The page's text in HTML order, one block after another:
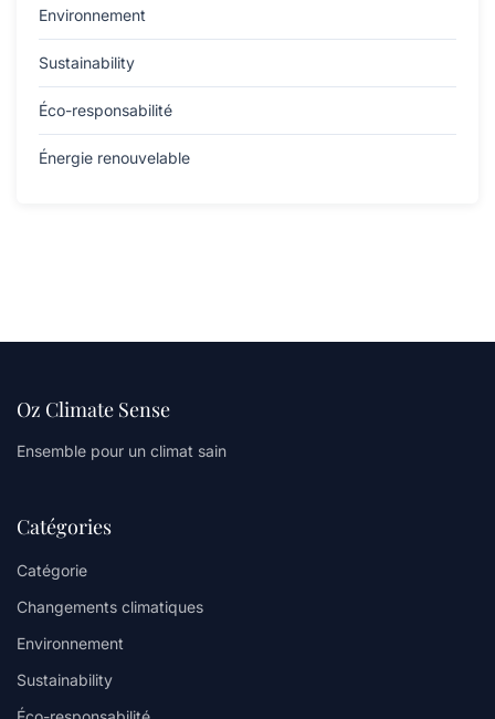
Environnement
Sustainability
Éco-responsabilité
Énergie renouvelable
Oz Climate Sense
Ensemble pour un climat sain
Catégories
Catégorie
Changements climatiques
Environnement
Sustainability